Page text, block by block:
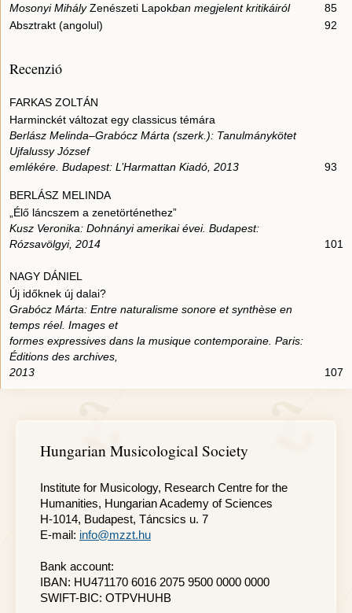
Mosonyi MihályZenészeti Lapokban megjelent kritikáiról
85
Absztrakt (angolul)
92
Recenzió
FARKAS ZOLTÁN
Harminckét változat egy classicus témára
Berlász Melinda–Grabócz Márta (szerk.): Tanulmánykötet
Ujfalussy József
emlékére. Budapest: L’Harmattan Kiadó, 2013
93
BERLÁSZ MELINDA
„Élő láncszem a zenetörténethez”
Kusz Veronika: Dohnányi amerikai évei. Budapest:
Rózsavölgyi, 2014
101
NAGY DÁNIEL
Új időknek új dalai?
Grabócz Márta: Entre naturalisme sonore et synthèse en
temps réel. Images et
formes expressives dans la musique contemporaine. Paris:
Éditions des archives,
2013
107
Hungarian Musicological Society
Institute for Musicology, Research Centre for the
Humanities, Hungarian Academy of Sciences
H-1014, Budapest, Táncsics u. 7
E-mail: info@mzzt.hu
Bank account:
IBAN: HU471170 6016 2075 9500 0000 0000
SWIFT-BIC: OTPVHUHB